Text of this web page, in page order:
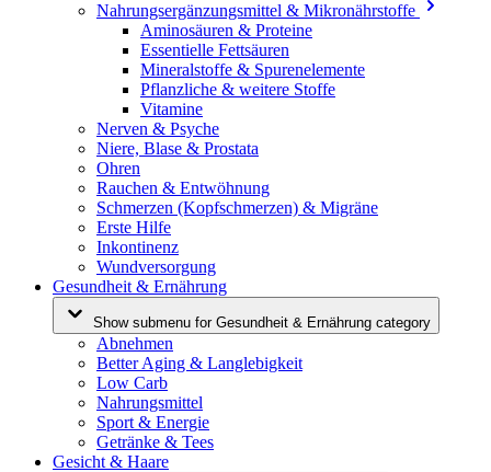
Nahrungsergänzungsmittel & Mikronährstoffe
Aminosäuren & Proteine
Essentielle Fettsäuren
Mineralstoffe & Spurenelemente
Pflanzliche & weitere Stoffe
Vitamine
Nerven & Psyche
Niere, Blase & Prostata
Ohren
Rauchen & Entwöhnung
Schmerzen (Kopfschmerzen) & Migräne
Erste Hilfe
Inkontinenz
Wundversorgung
Gesundheit & Ernährung
Show submenu for Gesundheit & Ernährung category
Abnehmen
Better Aging & Langlebigkeit
Low Carb
Nahrungsmittel
Sport & Energie
Getränke & Tees
Gesicht & Haare